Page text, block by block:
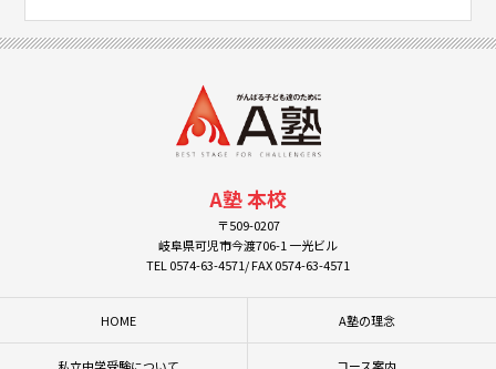
A塾 本校
〒509-0207
岐阜県可児市今渡706-1 一光ビル
TEL 0574-63-4571/ FAX 0574-63-4571
HOME A塾の理念